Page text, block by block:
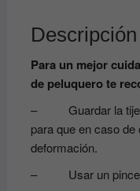
Descripción
Para un mejor
de peluquero te
– Guardar la tijera
para que en caso
deformación.
– Usar un pincel